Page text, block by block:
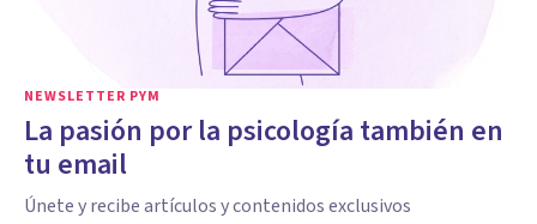
NEWSLETTER PYM
La pasión por la psicología también en
tu email
Únete y recibe artículos y contenidos exclusivos